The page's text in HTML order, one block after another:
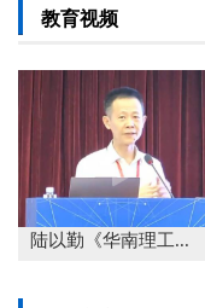
教育视频
陆以勤《华南理工...